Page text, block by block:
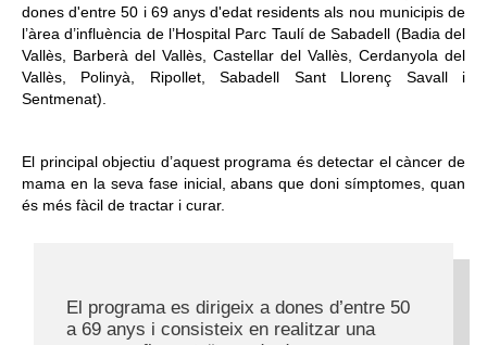
Col·labora
Treballa amb nosaltres
dones d'entre 50 i 69 anys d'edat residents als nou municipis de
l’àrea d’influència de l’Hospital Parc Taulí de Sabadell (Badia del
Vallès, Barberà del Vallès, Castellar del Vallès, Cerdanyola del
Vallès, Polinyà, Ripollet, Sabadell Sant Llorenç Savall i
Sentmenat).
El principal objectiu d’aquest programa és detectar el càncer de
mama en la seva fase inicial, abans que doni símptomes, quan
és més fàcil de tractar i curar.
El programa es dirigeix a dones d’entre 50
a 69 anys i consisteix en realitzar una